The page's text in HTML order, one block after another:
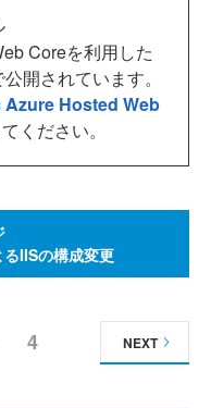
Coreを利用した
開されています。
Hosted Web
ください。
IISの構成変更
4 NEXT